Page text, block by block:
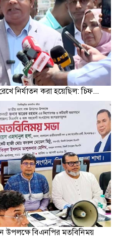
নির্যাতন করা হয়েছিল: চিফ...
উপলক্ষে বিএনপির মতবিনিময়